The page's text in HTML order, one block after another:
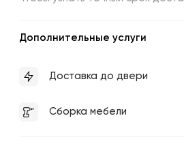
Дополнительные услуги
Доставка до двери
Сборка мебели